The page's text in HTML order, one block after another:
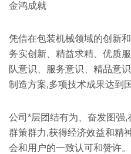
金鸿成就
凭借在包装机械领域的创新
务实创新、精益求精、优质
队意识、服务意识、精品意
制造方案,多项技术成果达到
公司*层团结有为、奋发图强,
群策群力,获得经济效益和精
会和用户的一致认可和赞许。